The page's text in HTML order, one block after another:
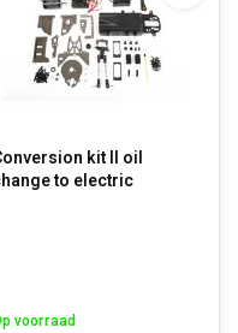
kit II oil
to electric
voorraad